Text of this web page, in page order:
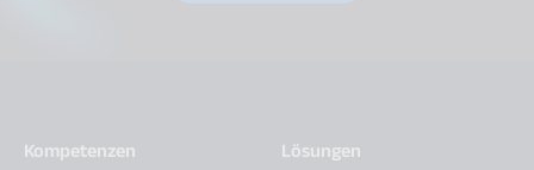
Kompetenzen
Lösungen